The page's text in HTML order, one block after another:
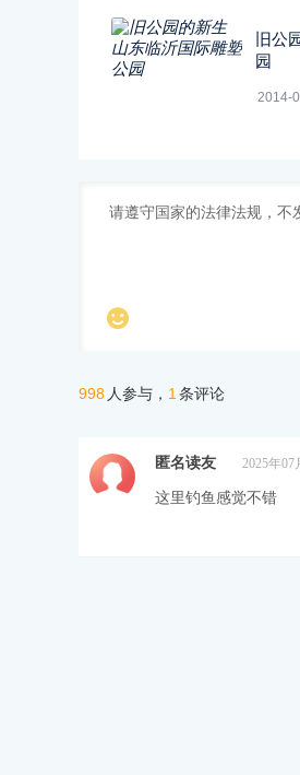
旧公
园
2014-

998 人参与， 1 条评论
匿名读友 2025年07
这里钓鱼感觉不错